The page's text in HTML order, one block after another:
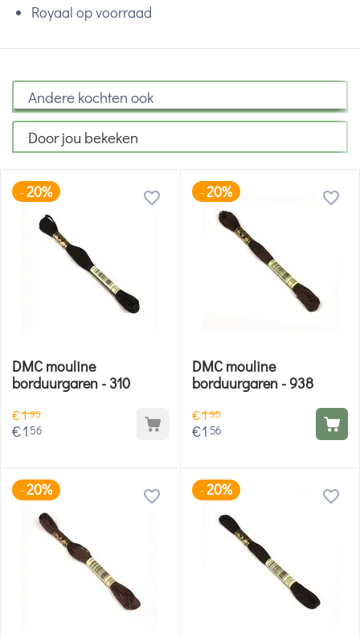
Royaal op voorraad
Andere kochten ook
Door jou bekeken
-20%
DMC mouline
borduurgaren - 310
€195
€1 56
-20%
DMC mouline
borduurgaren - 938
€195
€1 56
-20% -20%